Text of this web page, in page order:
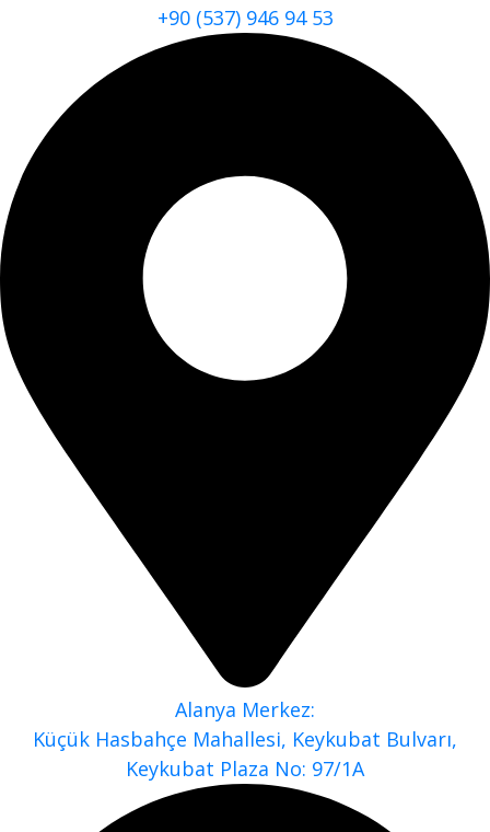
+90 (537) 946 94 53
Alanya Merkez:
Küçük Hasbahçe Mahallesi, Keykubat Bulvarı,
Keykubat Plaza No: 97/1A